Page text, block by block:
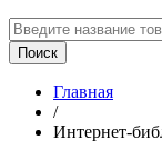
Главная
/
Интернет-